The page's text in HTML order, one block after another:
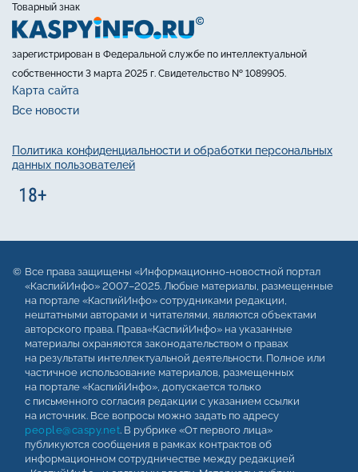
Товарный знак
зарегистрирован в Федеральной службе по интеллектуальной
собственности 3 марта 2025 г. Свидетельство № 1089905.
Карта сайта
Все новости
Политика конфиденциальности и обработки персональных
данных пользователей
Все права защищены «Информационно-новостной портал
«КаспийИнфо» 2007–2025. Любые материалы, размещенные
на портале «КаспийИнфо» сотрудниками редакции,
нештатными авторами и читателями, являются объектами
авторского права. Права«КаспийИнфо» на указанные
материалы охраняются законодательством о правах
на результаты интеллектуальной деятельности. Полное или
частичное использование материалов, размещенных
на портале «КаспийИнфо», допускается только
с письменного согласия редакции с указанием ссылки
на источник. Все вопросы можно задать по адресу
people@caspy.net. В рубрике «От первого лица»
публикуются сообщения в рамках контрактов об
информационном сотрудничестве между редакцией